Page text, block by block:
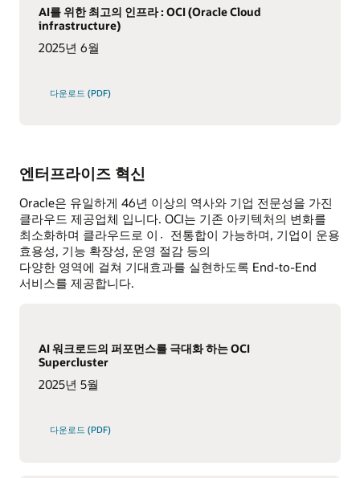
AI를 위한 최고의 인프라 : OCI (Oracle Cloud
infrastructure)
2025년 6월
다운로드 (PDF)
엔터프라이즈 혁신
Oracle은 유일하게 46년 이상의 역사와 기업 전문성을 가진
클라우드 제공업체 입니다. OCI는 기존 아키텍처의 변화를
최소화하며 클라우드로 이전〮통합이 가능하며, 기업이 운용
효용성, 기능 확장성, 운영 절감 등의
다양한 영역에 걸쳐 기대효과를 실현하도록 End-to-End
서비스를 제공합니다.
AI 워크로드의 퍼포먼스를 극대화 하는 OCI
Supercluster
2025년 5월
다운로드 (PDF)